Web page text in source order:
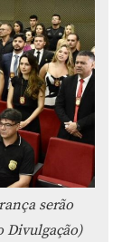
serão
Divulgação)